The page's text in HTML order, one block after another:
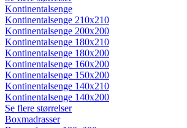
Kontinentalsenge
Kontinentalsenge 210x210
Kontinentalsenge 200x200
Kontinentalsenge 180x210
Kontinentalsenge 180x200
Kontinentalsenge 160x200
Kontinentalsenge 150x200
Kontinentalsenge 140x210
Kontinentalsenge 140x200
Se flere størrelser
Boxmadrasser